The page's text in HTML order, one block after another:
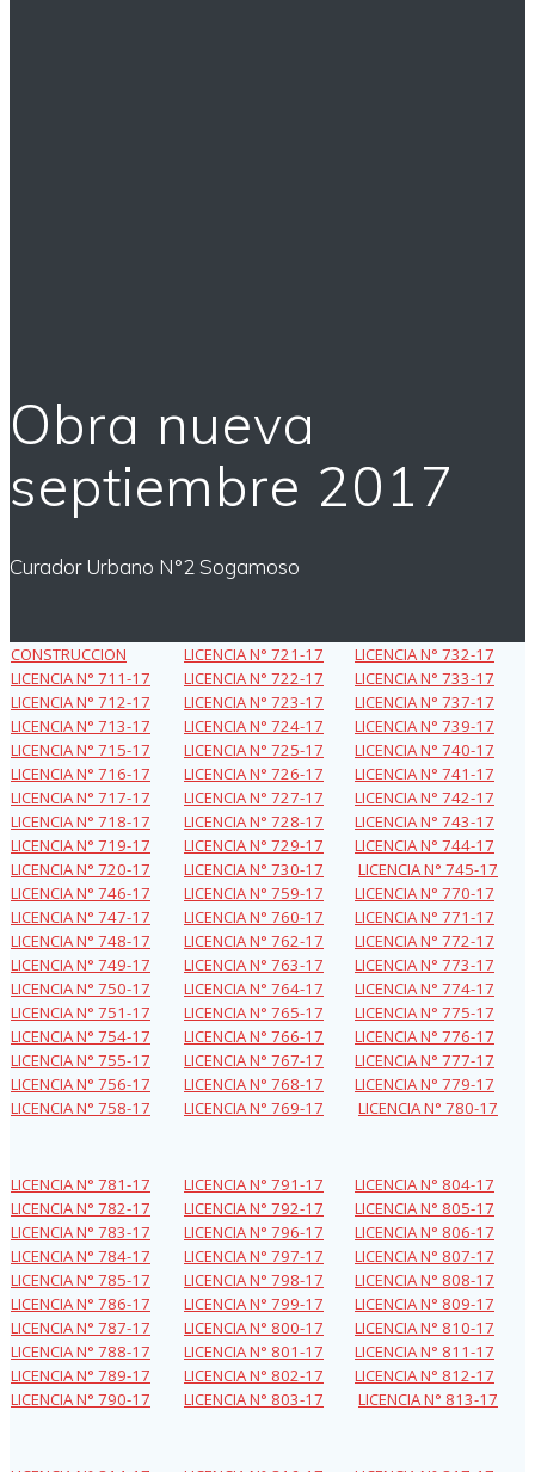
Obra nueva
septiembre 2017
Curador Urbano N°2 Sogamoso
CONSTRUCCION LICENCIA N° 721-17
LICENCIA N° 732-17
LICENCIA N° 711-17
LICENCIA N° 722-17
LICENCIA N° 733-17
LICENCIA N° 712-17
LICENCIA N° 723-17
LICENCIA N° 737-17
LICENCIA N° 713-17
LICENCIA N° 724-17
LICENCIA N° 739-17
LICENCIA N° 715-17
LICENCIA N° 725-17
LICENCIA N° 740-17
LICENCIA N° 716-17
LICENCIA N° 726-17
LICENCIA N° 741-17
LICENCIA N° 717-17
LICENCIA N° 727-17
LICENCIA N° 742-17
LICENCIA N° 718-17
LICENCIA N° 728-17
LICENCIA N° 743-17
LICENCIA N° 719-17
LICENCIA N° 729-17
LICENCIA N° 744-17
LICENCIA N° 720-17
LICENCIA N° 730-17
LICENCIA N° 745-17
LICENCIA N° 746-17
LICENCIA N° 759-17
LICENCIA N° 770-17
LICENCIA N° 747-17
LICENCIA N° 760-17
LICENCIA N° 771-17
LICENCIA N° 748-17
LICENCIA N° 762-17
LICENCIA N° 772-17
LICENCIA N° 749-17
LICENCIA N° 763-17
LICENCIA N° 773-17
LICENCIA N° 750-17
LICENCIA N° 764-17
LICENCIA N° 774-17
LICENCIA N° 751-17
LICENCIA N° 765-17
LICENCIA N° 775-17
LICENCIA N° 754-17
LICENCIA N° 766-17
LICENCIA N° 776-17
LICENCIA N° 755-17
LICENCIA N° 767-17
LICENCIA N° 777-17
LICENCIA N° 756-17
LICENCIA N° 768-17
LICENCIA N° 779-17
LICENCIA N° 758-17
LICENCIA N° 769-17 LICENCIA N° 780-17
LICENCIA N° 781-17 LICENCIA N° 791-17
LICENCIA N° 804-17
LICENCIA N° 782-17
LICENCIA N° 792-17
LICENCIA N° 805-17
LICENCIA N° 783-17
LICENCIA N° 796-17
LICENCIA N° 806-17
LICENCIA N° 784-17
LICENCIA N° 797-17
LICENCIA N° 807-17
LICENCIA N° 785-17
LICENCIA N° 798-17
LICENCIA N° 808-17
LICENCIA N° 786-17
LICENCIA N° 799-17
LICENCIA N° 809-17
LICENCIA N° 787-17
LICENCIA N° 800-17
LICENCIA N° 810-17
LICENCIA N° 788-17
LICENCIA N° 801-17
LICENCIA N° 811-17
LICENCIA N° 789-17
LICENCIA N° 802-17
LICENCIA N° 812-17
LICENCIA N° 790-17
LICENCIA N° 803-17 LICENCIA N° 813-17